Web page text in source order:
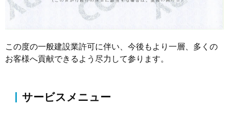
この度の一般建設業許可に伴い、今後もより一層、多くの
お客様へ貢献できるよう尽力して参ります。
サービスメニュー